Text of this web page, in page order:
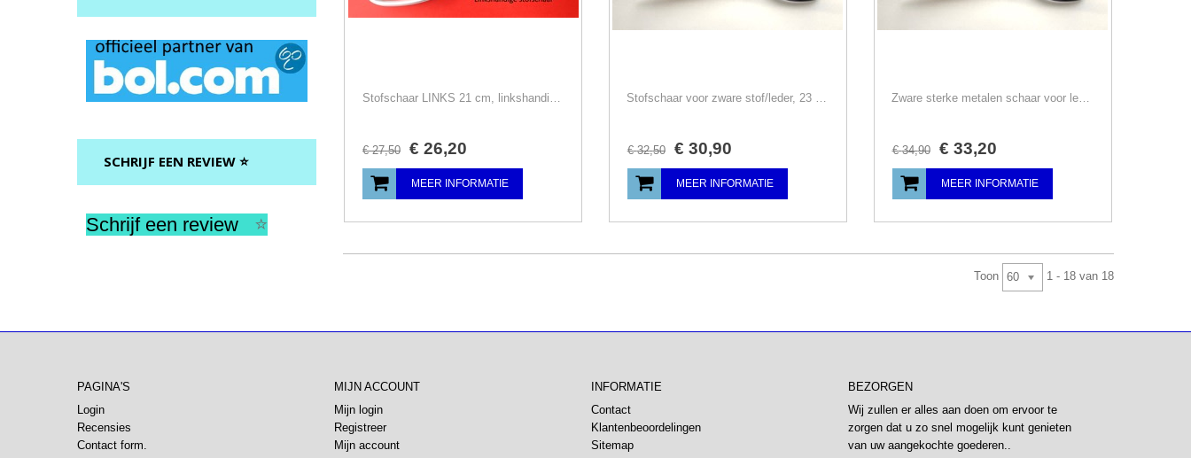
Stofschaar LINKS 21 cm, linkshandig, Prym/Kai
€ 27,50 € 26,20
MEER INFORMATIE
Stofschaar voor zware stof/leder, 23 cm, rechtshandige leerschaar
€ 32,50 € 30,90
MEER INFORMATIE
Zware sterke metalen schaar voor leer/meubelstof/jeans, 28 cm, rechtshandige leerschaar
€ 34,90 € 33,20
MEER INFORMATIE
Toon 60 1 - 18 van 18
SCHRIJF EEN REVIEW ⭐
Schrijf een review ⭐
PAGINA'S
Login
Recensies
Contact form.
MIJN ACCOUNT
Mijn login
Registreer
Mijn account
INFORMATIE
Contact
Klantenbeoordelingen
Sitemap
BEZORGEN
Wij zullen er alles aan doen om ervoor te
zorgen dat u zo snel mogelijk kunt genieten
van uw aangekochte goederen..